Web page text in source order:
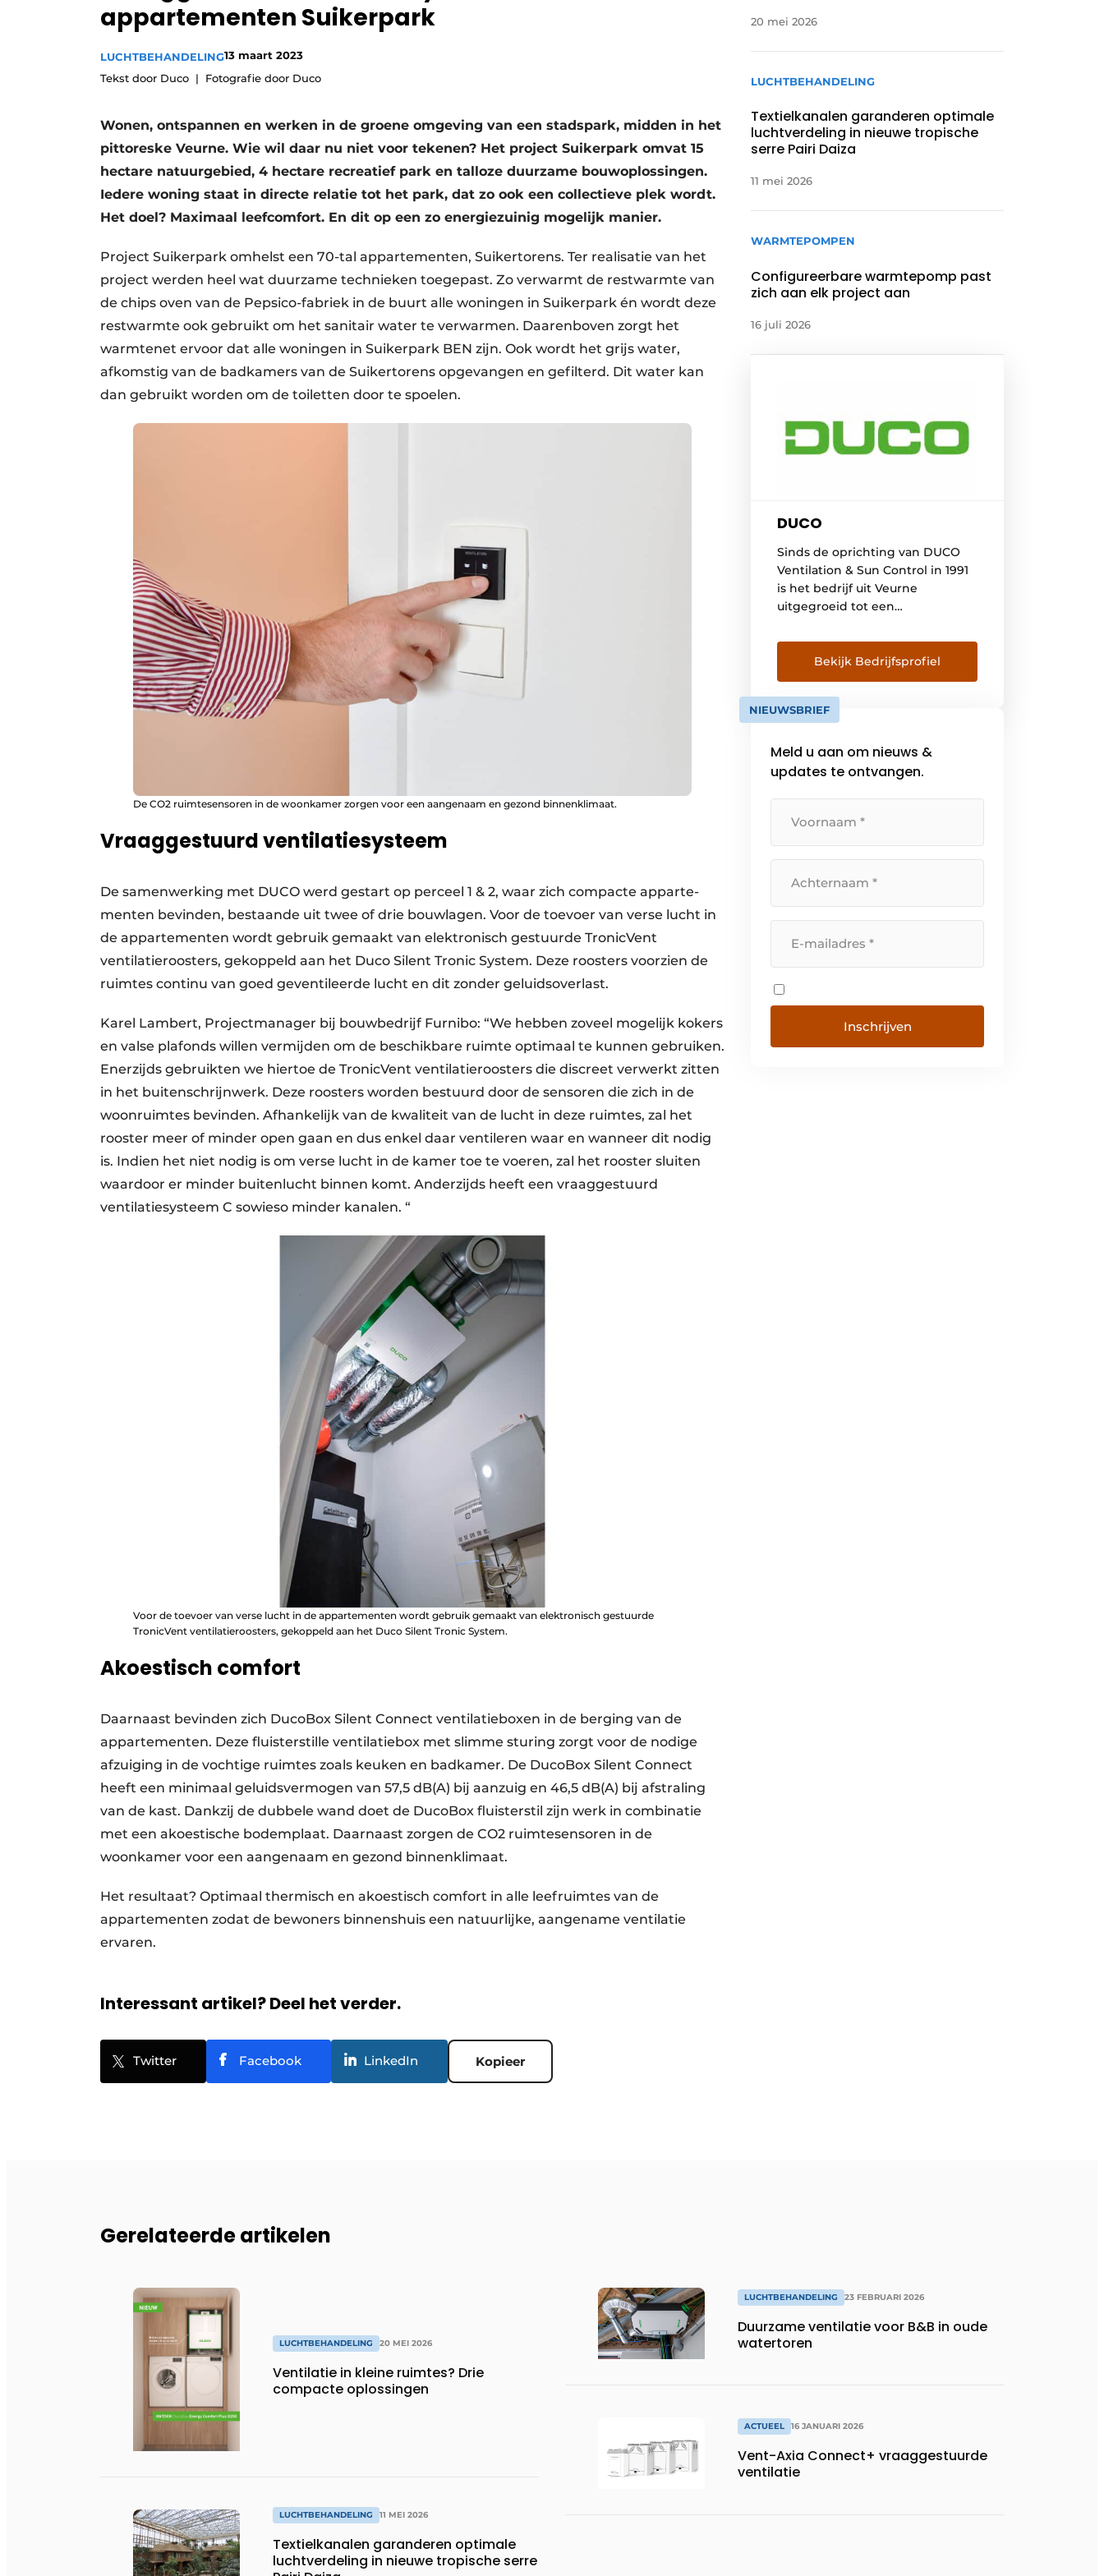
Vacature aanmelden
Video’s
appartementen Suikerpark
LUCHTBEHANDELING13 maart 2023
Tekst door Duco
Fotografie door Duco
Wonen, ontspannen en werken in de groene omgeving van een stadspark, midden in het
pittoreske Veurne. Wie wil daar nu niet voor ­tekenen? Het project Suikerpark omvat 15
hectare natuurgebied, 4 hectare recreatief park en talloze duurzame bouwoplossingen.
Iedere woning staat in directe relatie tot het park, dat zo ook een collectieve plek wordt.
Het doel? Maximaal leefcomfort. En dit op een zo energiezuinig ­mogelijk manier.
Project Suikerpark omhelst een 70-tal apparte­menten, Suikertorens. Ter realisatie van het
project werden heel wat duurzame technieken toegepast. Zo verwarmt de restwarmte van
de chips oven van de Pepsico-fabriek in de buurt alle woningen in Suikerpark én wordt deze
restwarmte ook gebruikt om het sanitair water te verwarmen. Daaren­boven zorgt het
warmte­net ervoor dat alle woningen in Suikerpark BEN zijn. Ook wordt het grijs water,
afkomstig van de badkamers van de Suikertorens opgevangen en gefilterd. Dit water kan
dan gebruikt worden om de toiletten door te spoelen.
De CO2 ruimtesensoren in de woonkamer zorgen voor een aangenaam en gezond binnenklimaat.
Vraaggestuurd ventilatiesysteem
De samenwerking met DUCO werd gestart op perceel 1 & 2, waar zich compacte apparte­
menten bevinden, bestaande uit twee of drie bouw­lagen. Voor de toevoer van verse lucht in
de apparte­menten wordt gebruik gemaakt van elektro­nisch gestuurde TronicVent
ventilatie­roosters, gekoppeld aan het Duco Silent Tronic System. Deze roosters voorzien de
ruimtes continu van goed geventileerde lucht en dit zonder geluidsoverlast.
Karel Lambert, Projectmanager bij bouwbedrijf Furnibo: “We hebben zoveel mogelijk kokers
en valse plafonds willen vermijden om de beschikbare ruimte optimaal te kunnen gebruiken.
Enerzijds gebruikten we hiertoe de TronicVent ventilatieroosters die discreet verwerkt zitten
in het buitenschrijnwerk. Deze roosters worden bestuurd door de sensoren die zich in de
woonruimtes bevinden. Afhankelijk van de kwaliteit van de lucht in deze ruimtes, zal het
rooster meer of minder open gaan en dus enkel daar ventileren waar en wanneer dit nodig
is. Indien het niet nodig is om verse lucht in de kamer toe te voeren, zal het rooster sluiten
waardoor er minder buitenlucht binnen komt. Anderzijds heeft een vraaggestuurd
ventilatiesysteem C sowieso minder kanalen. “
Voor de toevoer van verse lucht in de appartementen wordt gebruik gemaakt van elektronisch gestuurde
TronicVent ventilatieroosters, gekoppeld aan het Duco Silent Tronic System.
Akoestisch comfort
Daarnaast bevinden zich DucoBox Silent Connect ventilatieboxen in de berging van de
apparte­menten. Deze fluisterstille ventilatiebox met slimme sturing zorgt voor de nodige
afzuiging in de vochtige ruimtes zoals keuken en bad­kamer. De DucoBox Silent Connect
heeft een minimaal geluidsvermogen van 57,5 dB(A) bij aanzuig en 46,5 dB(A) bij afstraling
van de kast. Dankzij de dubbele wand doet de DucoBox fluisterstil zijn werk in combinatie
met een akoestische bodemplaat. Daarnaast zorgen de CO2 ruimtesensoren in de
woonkamer voor een aangenaam en gezond binnenklimaat.
Het resultaat? Optimaal thermisch en akoestisch comfort in alle leefruimtes van de
appartementen zodat de bewoners binnenshuis een natuurlijke, aangename ventilatie
ervaren.
Interessant artikel? Deel het verder.
Twitter Facebook LinkedIn Kopieer
20 mei 2026
LUCHTBEHANDELING
Textielkanalen garanderen optimale
luchtverdeling in nieuwe tropische
serre Pairi Daiza
11 mei 2026
WARMTEPOMPEN
Configureerbare warmtepomp past
zich aan elk project aan
16 juli 2026
DUCO
Sinds de oprichting van DUCO
Ventilation & Sun Control in 1991
is het bedrijf uit Veurne
uitgegroeid tot een
Europese markt van natuurlijke
ventilatie- en
zonweringsystemen. DUCO wil
dan ook élke bewoner voorzien
van een gezond, comfortabel en
Een continue investering in alle
beschikbare middelen vormt
Bekijk Bedrijfsprofiel
NIEUWSBRIEF
Meld u aan om nieuws &
updates te ontvangen.
Gerelateerde artikelen
LUCHTBEHANDELING 20 MEI 2026
Ventilatie in kleine ruimtes? Drie
compacte oplossingen
LUCHTBEHANDELING 11 MEI 2026
Textielkanalen garanderen optimale
luchtverdeling in nieuwe tropische serre
LUCHTBEHANDELING 23 FEBRUARI 2026
Duurzame ventilatie voor B&B in oude
watertoren
ACTUEEL 16 JANUARI 2026
Vent-Axia Connect+ vraaggestuurde
ventilatie